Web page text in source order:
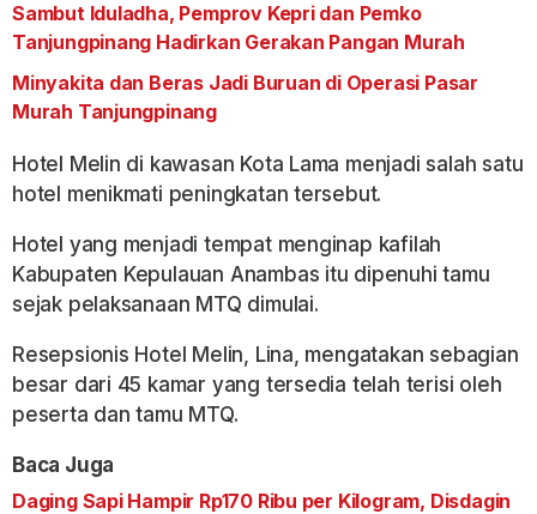
Sambut Iduladha, Pemprov Kepri dan Pemko
Tanjungpinang Hadirkan Gerakan Pangan Murah
Minyakita dan Beras Jadi Buruan di Operasi Pasar
Murah Tanjungpinang
Hotel Melin di kawasan Kota Lama menjadi salah satu
hotel menikmati peningkatan tersebut.
Hotel yang menjadi tempat menginap kafilah
Kabupaten Kepulauan Anambas itu dipenuhi tamu
sejak pelaksanaan MTQ dimulai.
Resepsionis Hotel Melin, Lina, mengatakan sebagian
besar dari 45 kamar yang tersedia telah terisi oleh
peserta dan tamu MTQ.
Baca Juga
Daging Sapi Hampir Rp170 Ribu per Kilogram, Disdagin